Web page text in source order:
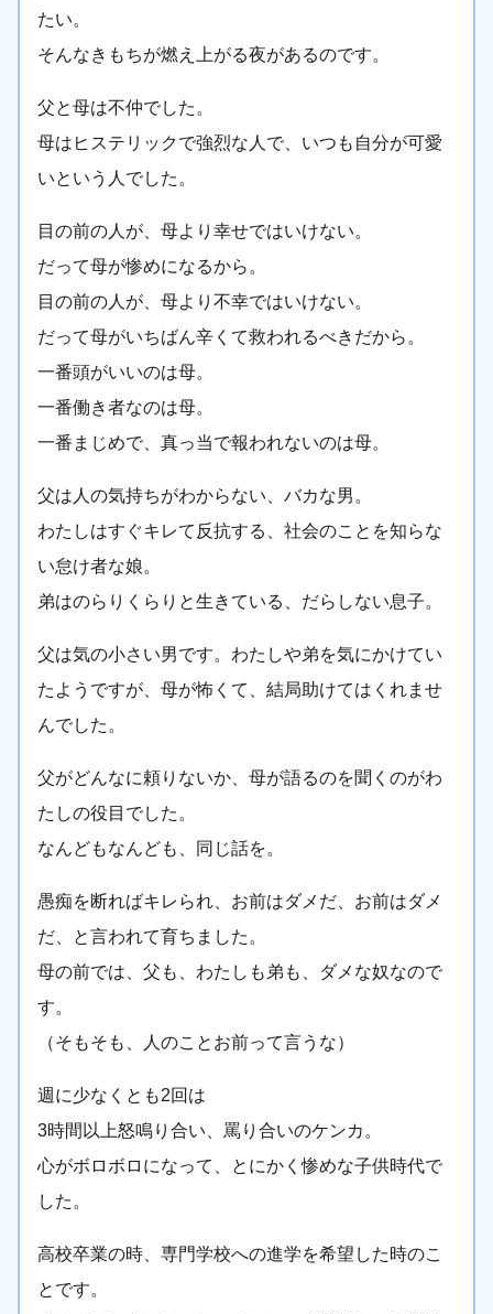
たい。
そんなきもちが燃え上がる夜があるのです。
父と母は不仲でした。
母はヒステリックで強烈な人で、いつも自分が可愛
いという人でした。
目の前の人が、母より幸せではいけない。
だって母が惨めになるから。
目の前の人が、母より不幸ではいけない。
だって母がいちばん辛くて救われるべきだから。
一番頭がいいのは母。
一番働き者なのは母。
一番まじめで、真っ当で報われないのは母。
父は人の気持ちがわからない、バカな男。
わたしはすぐキレて反抗する、社会のことを知らな
い怠け者な娘。
弟はのらりくらりと生きている、だらしない息子。
父は気の小さい男です。わたしや弟を気にかけてい
たようですが、母が怖くて、結局助けてはくれませ
んでした。
父がどんなに頼りないか、母が語るのを聞くのがわ
たしの役目でした。
なんどもなんども、同じ話を。
愚痴を断ればキレられ、お前はダメだ、お前はダメ
だ、と言われて育ちました。
母の前では、父も、わたしも弟も、ダメな奴なので
す。
（そもそも、人のことお前って言うな）
週に少なくとも2回は
3時間以上怒鳴り合い、罵り合いのケンカ。
心がボロボロになって、とにかく惨めな子供時代で
した。
高校卒業の時、専門学校への進学を希望した時のこ
とです。